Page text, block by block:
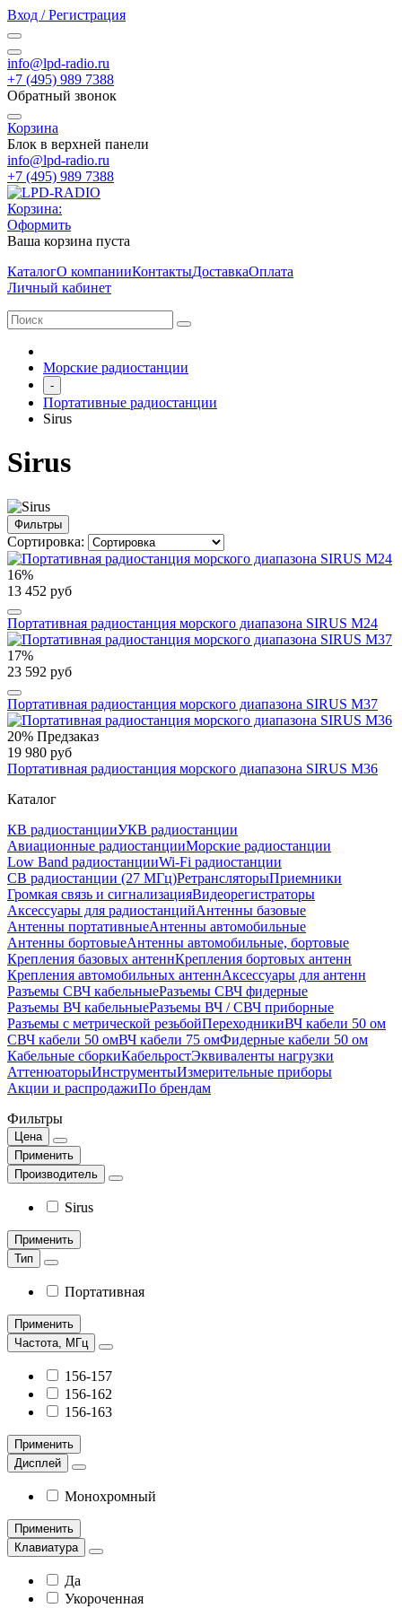
Вход / Регистрация
info@lpd-radio.ru
+7 (495) 989 7388
Обратный звонок
Корзина
Блок в верхней панели
info@lpd-radio.ru
+7 (495) 989 7388
Корзина:
Оформить
Ваша корзина пуста
КаталогО компанииКонтактыДоставкаОплата
Личный кабинет
Морские радиостанции
-
Портативные радиостанции
Sirus
Sirus
Фильтры
Сортировка:
16%
13 452 руб
Портативная радиостанция морского диапазона SIRUS M24
17%
23 592 руб
Портативная радиостанция морского диапазона SIRUS M37
20% Предзаказ
19 980 руб
Портативная радиостанция морского диапазона SIRUS M36
Каталог
КВ радиостанцииУКВ радиостанции
Авиационные радиостанцииМорские радиостанции
Low Band радиостанцииWi-Fi радиостанции
CB радиостанции (27 МГц)РетрансляторыПриемники
Громкая связь и сигнализацияВидеорегистраторы
Аксессуары для радиостанцийАнтенны базовые
Антенны портативныеАнтенны автомобильные
Антенны бортовыеАнтенны автомобильные, бортовые
Крепления базовых антеннКрепления бортовых антенн
Крепления автомобильных антеннАксессуары для антенн
Разъемы СВЧ кабельныеРазъемы СВЧ фидерные
Разъемы ВЧ кабельныеРазъемы ВЧ / СВЧ приборные
Разъемы с метрической резьбойПереходникиВЧ кабели 50 ом
СВЧ кабели 50 омВЧ кабели 75 омФидерные кабели 50 ом
Кабельные сборкиКабельростЭквиваленты нагрузки
АттенюаторыИнструментыИзмерительные приборы
Акции и распродажиПо брендам
Фильтры
Цена
Применить
Производитель
Sirus
Применить
Тип
Портативная
Применить
Частота, МГц
156-157
156-162
156-163
Применить
Дисплей
Монохромный
Применить
Клавиатура
Да
Укороченная